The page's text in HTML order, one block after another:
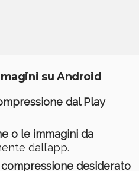
su Android
dal Play
o le immagini da
dall’app.
desiderato